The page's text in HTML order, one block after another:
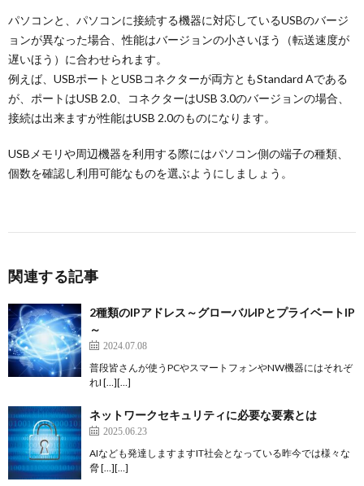
パソコンと、パソコンに接続する機器に対応しているUSBのバージ
ョンが異なった場合、性能はバージョンの小さいほう（転送速度が
遅いほう）に合わせられます。
例えば、USBポートとUSBコネクターが両方ともStandard Aである
が、ポートはUSB 2.0、コネクターはUSB 3.0のバージョンの場合、
接続は出来ますが性能はUSB 2.0のものになります。
USBメモリや周辺機器を利用する際にはパソコン側の端子の種類、
個数を確認し利用可能なものを選ぶようにしましょう。
関連する記事
2種類のIPアドレス～グローバルIPとプライベートIP
～
2024.07.08
普段皆さんが使うPCやスマートフォンやNW機器にはそれぞ
れI […][…]
ネットワークセキュリティに必要な要素とは
2025.06.23
AIなども発達しますますIT社会となっている昨今では様々な
脅 […][…]